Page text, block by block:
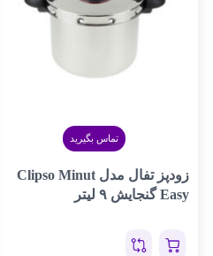
تماس بگیرید
زودپز تفال مدل Clipso Minut
Easy گنجایش ۹ لیتر